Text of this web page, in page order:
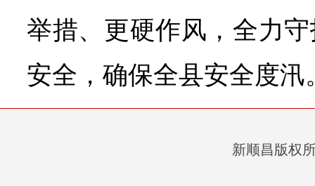
举措、更硬作风，全力
安全，确保全县安全度
新顺昌版权